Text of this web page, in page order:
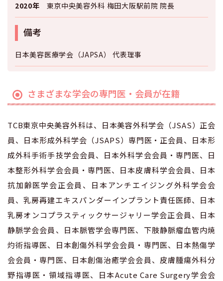
2020年 東京中央美容外科 梅田大阪駅前院 院長
備考
日本美容医療学会（JAPSA） 代表理事
さまざまな学会の専門医・会員が在籍
TCB東京中央美容外科は、日本美容外科学会（JSAS）正会
員、日本形成外科学会（JSAPS）専門医・正会員、日本形
成外科手術手技学会会員、日本外科学会会員・専門医、日
本整形外科学会会員・専門医、日本皮膚科学会会員、日本
抗加齢医学会正会員、日本アンチエイジング外科学会会
員、乳房再建エキスパンダーインプラント責任医師、日本
乳房オンコプラスティックサージャリー学会正会員、日本
静脈学会会員、日本脈管学会専門医、下肢静脈瘤血管内焼
灼術指導医、日本創傷外科学会会員・専門医、日本熱傷学
会会員・専門医、日本創傷治癒学会会員、皮膚腫瘍外科分
野指導医・領域指導医、日本Acute Care Surgery学会会